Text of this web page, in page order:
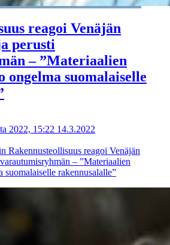
reagoi Venäjän
perusti
– ”Materiaalien
ongelma suomalaiselle
2022, 15:22 14.3.2022
Rakennusteollisuus reagoi Venäjän
– ”Materiaalien
suomalaiselle rakennusalalle”